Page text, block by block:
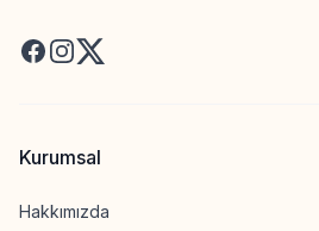
Facebook
Instagram
X
Kurumsal
Hakkımızda